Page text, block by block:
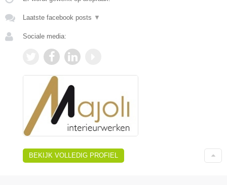
Laatste facebook posts ▼
Sociale media:
BEKIJK VOLLEDIG PROFIEL